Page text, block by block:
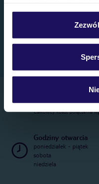
personalizować swój
Szczegółowe
Telefoniczne
22 270 31 20
Całkowity koszt połączenia
Godziny otwarcia
poniedziałek - piątek
sobota
niedziela